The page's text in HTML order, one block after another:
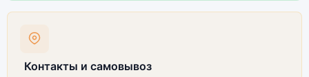
Контакты и самовывоз